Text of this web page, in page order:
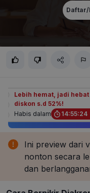
Lebih hemat, jadi
diskon s.d 52%!
Habis dalam
14:55:24
Ini preview dari
nonton secara
dan